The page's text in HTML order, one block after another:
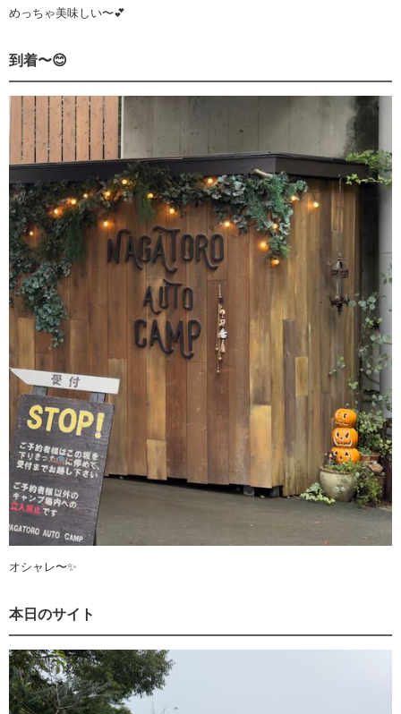
めっちゃ美味しい〜💕
到着〜😊
オシャレ〜✨
本日のサイト